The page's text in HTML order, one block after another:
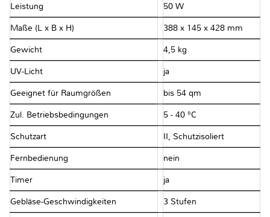
Leistung 50 W
Maße (L x B x H) 388 x 145 x 428 mm
Gewicht 4,5 kg
UV-Licht ja
Geeignet für Raumgrößen bis 54 qm
Zul. Betriebsbedingungen 5 - 40 °C
Schutzart II, Schutzisoliert
Fernbedienung nein
Timer ja
Gebläse-Geschwindigkeiten 3 Stufen